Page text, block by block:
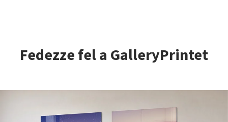
Fedezze fel a GalleryPrintet